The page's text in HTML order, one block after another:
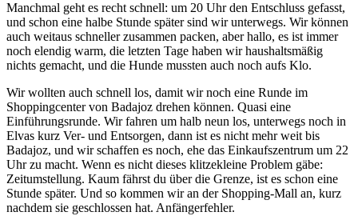
Manchmal geht es recht schnell: um 20 Uhr den Entschluss gefasst,
und schon eine halbe Stunde später sind wir unterwegs. Wir können
auch weitaus schneller zusammen packen, aber hallo, es ist immer
noch elendig warm, die letzten Tage haben wir haushaltsmäßig
nichts gemacht, und die Hunde mussten auch noch aufs Klo.
Wir wollten auch schnell los, damit wir noch eine Runde im
Shoppingcenter von Badajoz drehen können. Quasi eine
Einführungsrunde. Wir fahren um halb neun los, unterwegs noch in
Elvas kurz Ver- und Entsorgen, dann ist es nicht mehr weit bis
Badajoz, und wir schaffen es noch, ehe das Einkaufszentrum um 22
Uhr zu macht. Wenn es nicht dieses klitzekleine Problem gäbe:
Zeitumstellung. Kaum fährst du über die Grenze, ist es schon eine
Stunde später. Und so kommen wir an der Shopping-Mall an, kurz
nachdem sie geschlossen hat. Anfängerfehler.